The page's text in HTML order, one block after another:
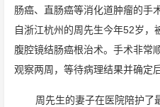
肠癌、直肠癌等消化道肿瘤的手
自浙江杭州的周先生今年52岁，
腹腔镜结肠癌根治术。手术非常
观察两周，等待病理结果并确定
周先生的妻子在医院陪护了